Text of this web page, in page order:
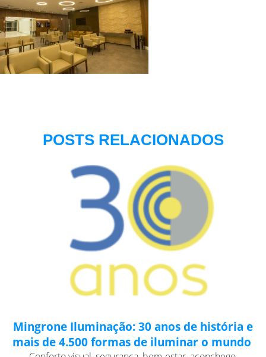
POSTS RELACIONADOS
Mingrone Iluminação: 30 anos de história e
mais de 4.500 formas de iluminar o mundo